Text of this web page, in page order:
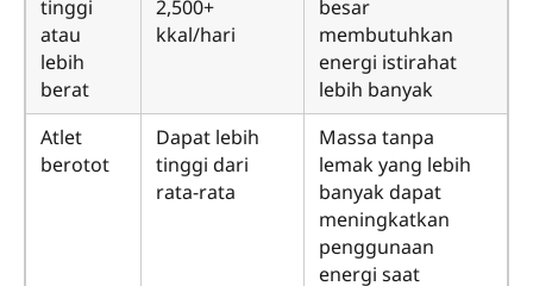
tinggi
atau
lebih
berat
2,500+
kkal/hari
besar
membutuhkan
energi istirahat
lebih banyak
Atlet
berotot
Dapat lebih
tinggi dari
rata-rata
Massa tanpa
lemak yang lebih
banyak dapat
meningkatkan
penggunaan
energi saat